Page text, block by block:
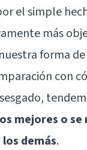
el simple
más
forma
con
mejores o
demás.